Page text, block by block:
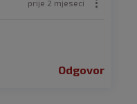
prije 2 mjeseci
Odgovor